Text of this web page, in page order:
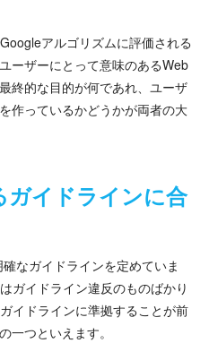
アルゴリズムに評価される
ーザーにとって意味のあるWeb
終的な目的が何であれ、ユーザ
作っているかどうかが両者の大
イドラインに合
なガイドラインを定めていま
ガイドライン違反のものばかり
イドラインに準拠することが前
一つといえます。